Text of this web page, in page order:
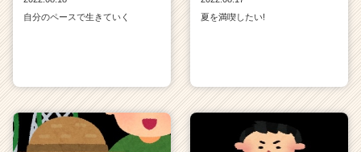
自分のペースで生きていく
夏を満喫したい!